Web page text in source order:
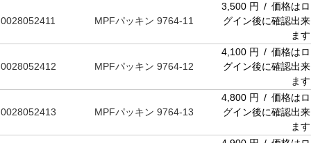
0028052411 MPFパッキン 9764-11
3,500 円 / 価格はロ
グイン後に確認出来
ます
0028052412 MPFパッキン 9764-12
4,100 円 / 価格はロ
グイン後に確認出来
ます
0028052413 MPFパッキン 9764-13
4,800 円 / 価格はロ
グイン後に確認出来
ます